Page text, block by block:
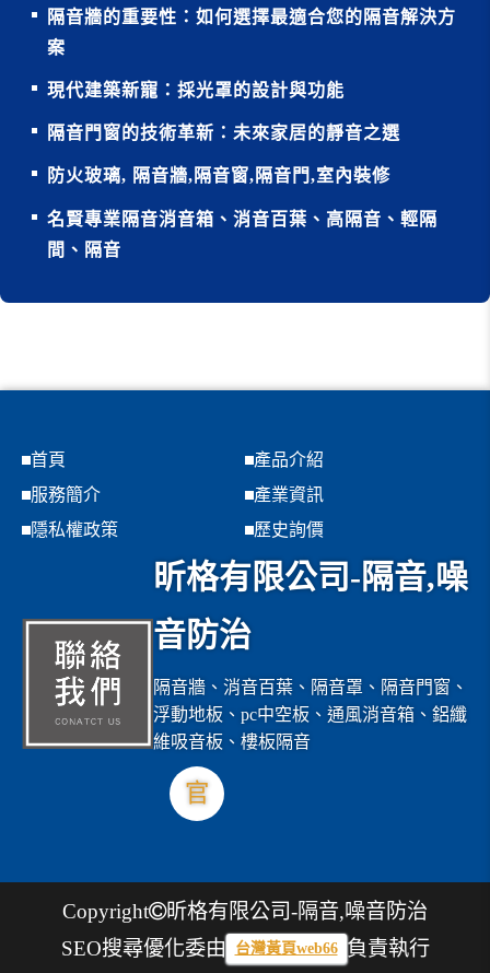
隔音牆的重要性：如何選擇最適合您的隔音解決方
案
現代建築新寵：採光罩的設計與功能
隔音門窗的技術革新：未來家居的靜音之選
防火玻璃, 隔音牆,隔音窗,隔音門,室內裝修
名賢專業隔音消音箱、消音百葉、高隔音、輕隔
間、隔音
首頁
產品介紹
服務簡介
產業資訊
隱私權政策
歷史詢價
昕格有限公司-隔音,噪
音防治
隔音牆、消音百葉、隔音罩、隔音門窗、
浮動地板、pc中空板、通風消音箱、鋁纖
維吸音板、樓板隔音
官
Copyright
昕格有限公司-隔音,噪音防治
SEO搜尋優化委由
台灣黃頁web66 負責執行